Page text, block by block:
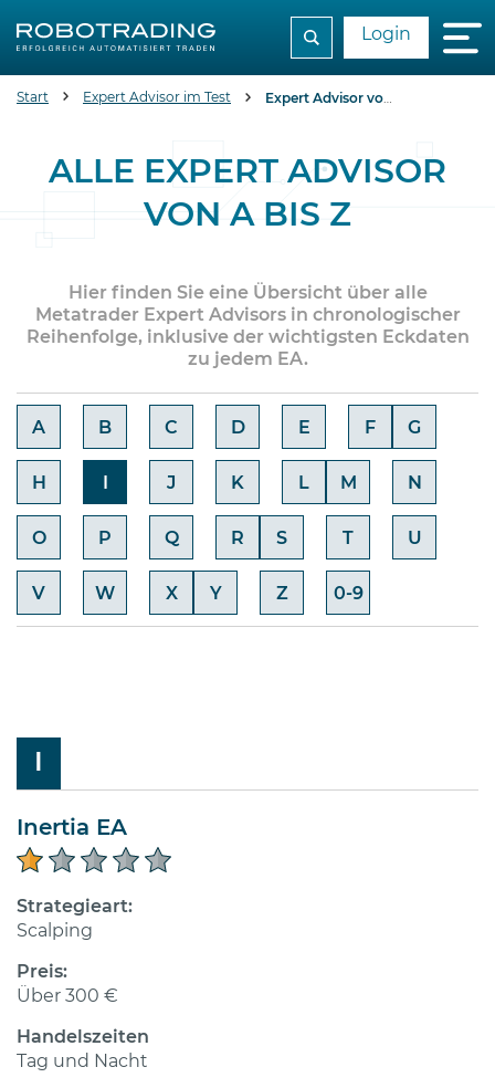
Login
Start Expert Advisor im Test Expert Advisor von A bis Z
ALLE EXPERT ADVISOR
VON A BIS Z
Hier finden Sie eine Übersicht über alle
Metatrader Expert Advisors in chronologischer
Reihenfolge, inklusive der wichtigsten Eckdaten
zu jedem EA.
A B C D E F G
H J K L M N
O P Q R S T U
V W X Y Z 0-9
Inertia EA
Strategieart:
Scalping
Preis:
Über 300 €
Handelszeiten
Tag und Nacht